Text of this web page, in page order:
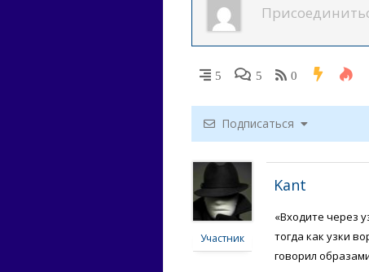
5 5 0
Подписаться
Участник
Kant
«Входите через
тогда как узки
говорил